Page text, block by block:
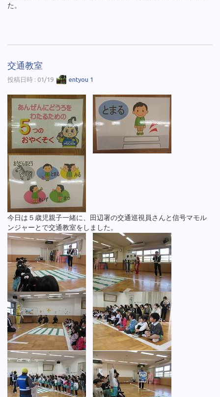
た。
交通教室
投稿日時 : 01/19 entyou 1
今日は５歳児親子一緒に、田辺署の交通巡視員さんと信号マモル
ンジャーとで交通教室をしました。